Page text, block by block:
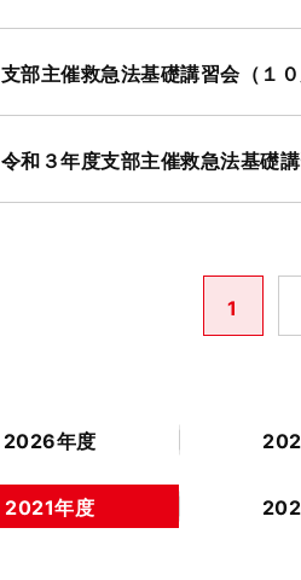
支部主催救急法基礎講習会（１
令和３年度支部主催救急法基礎
1
2026年度
2021年度